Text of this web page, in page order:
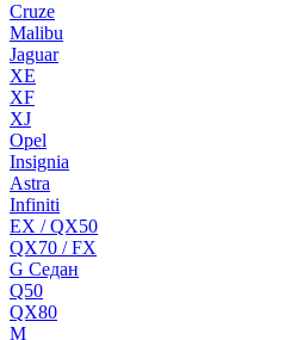
Cruze
Malibu
Jaguar
XE
XF
XJ
Opel
Insignia
Astra
Infiniti
EX / QX50
QX70 / FX
G Cедан
Q50
QX80
M